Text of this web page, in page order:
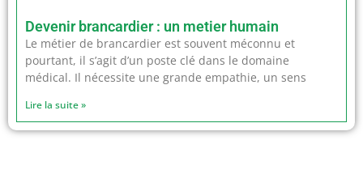
Devenir brancardier : un metier humain
Le métier de brancardier est souvent méconnu et
pourtant, il s’agit d’un poste clé dans le domaine
médical. Il nécessite une grande empathie, un sens
Lire la suite »